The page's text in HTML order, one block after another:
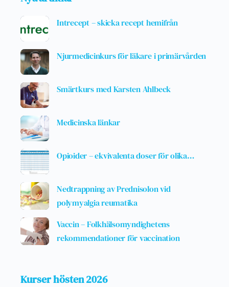
Intrecept – skicka recept hemifrån
Njurmedicinkurs för läkare i primärvården
Smärtkurs med Karsten Ahlbeck
Medicinska länkar
Opioider – ekvivalenta doser för olika…
Nedtrappning av Prednisolon vid
polymyalgia reumatika
Vaccin – Folkhälsomyndighetens
rekommendationer för vaccination
Kurser hösten 2026